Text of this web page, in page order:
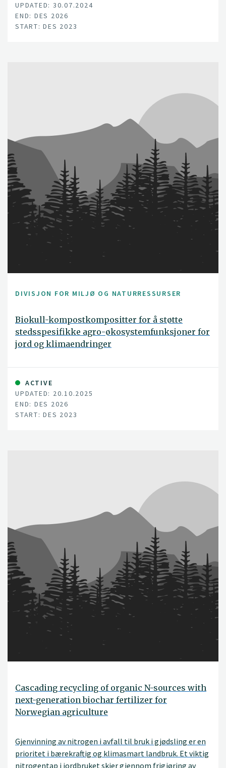
UPDATED: 30.07.2024
END: DES 2026
START: DES 2023
DIVISJON FOR MILJØ OG NATURRESSURSER
Biokull-kompostkompositter for å støtte
stedsspesifikke agro-økosystemfunksjoner for
jord og klimaendringer
ACTIVE
UPDATED: 20.10.2025
END: DES 2026
START: DES 2023
Cascading recycling of organic N-sources with
next-generation biochar fertilizer for
Norwegian agriculture
Gjenvinning av nitrogen i avfall til bruk i gjødsling er en
prioritet i bærekraftig og klimasmart landbruk. Et viktig
nitrogentap i jordbruket skjer gjennom frigjøring av